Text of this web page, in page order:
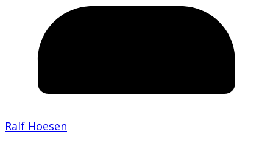
Ralf Hoesen